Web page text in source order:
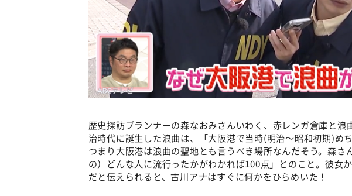
歴史探訪プランナーの森なおみさんいわく、赤レンガ倉庫と浪
治時代に誕生した浪曲は、「大阪港で当時(明治～昭和初期)め
つまり大阪港は浪曲の聖地とも言うべき場所なんだそう。森さ
の）どんな人に流行ったかがわかれば100点」とのこと。彼女
だと伝えられると、古川アナはすぐに何かをひらめいた！